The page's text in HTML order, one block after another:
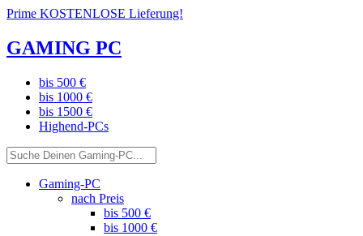
Prime KOSTENLOSE Lieferung!
GAMING PC
bis 500 €
bis 1000 €
bis 1500 €
Highend-PCs
Gaming-PC
nach Preis
bis 500 €
bis 1000 €